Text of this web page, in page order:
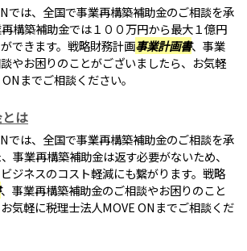
では、全国で事業再構築補助金のご相談を承
構築補助金では１００万円から最大１億円
できます。戦略財務計画事業計画書、事業
やお困りのことがございましたら、お気軽
までご相談ください。
は
では、全国で事業再構築補助金のご相談を承
事業再構築補助金は返す必要がないため、
ジネスのコスト軽減にも繋がります。戦略
、事業再構築補助金のご相談やお困りのこと
気軽に税理士法人MOVE ONまでご相談くだ